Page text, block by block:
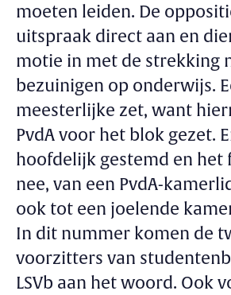
moeten leiden. De
uitspraak direct aan en
motie in met de strekking
bezuinigen op onderwijs.
meesterlijke zet, want
PvdA voor het blok gezet.
hoofdelijk gestemd en het
nee, van een PvdA-
ook tot een joelende
In dit nummer komen de
voorzitters van
LSVb aan het woord. Ook